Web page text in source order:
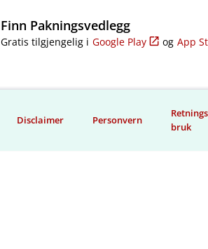
Finn Pakningsvedlegg
Gratis tilgjengelig i Google Play og App
Disclaimer Personvern
bruk